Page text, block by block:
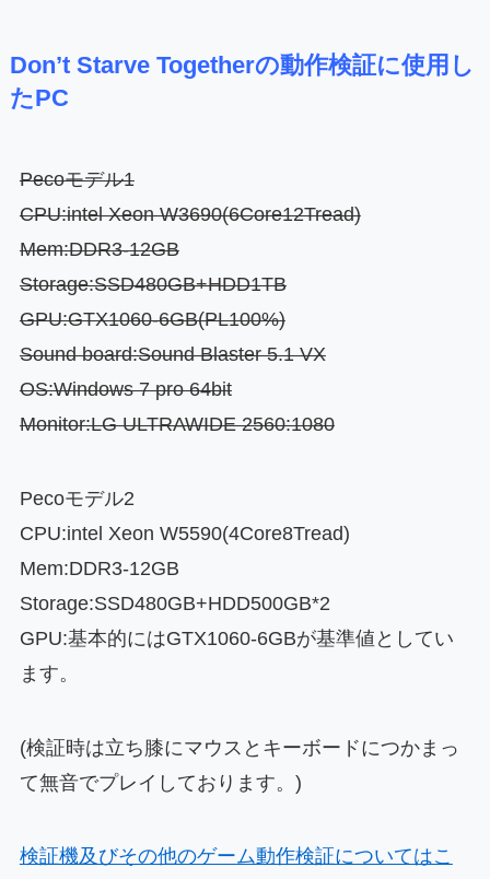
Don’t Starve Togetherの動作検証に使用し
たPC
Pecoモデル1
CPU:intel Xeon W3690(6Core12Tread)
Mem:DDR3-12GB
Storage:SSD480GB+HDD1TB
GPU:GTX1060-6GB(PL100%)
Sound board:Sound Blaster 5.1 VX
OS:Windows 7 pro 64bit
Monitor:LG ULTRAWIDE 2560:1080
Pecoモデル2
CPU:intel Xeon W5590(4Core8Tread)
Mem:DDR3-12GB
Storage:SSD480GB+HDD500GB*2
GPU:基本的にはGTX1060-6GBが基準値としてい
ます。
(検証時は立ち膝にマウスとキーボードにつかまっ
て無音でプレイしております。)
検証機及びその他のゲーム動作検証についてはこ